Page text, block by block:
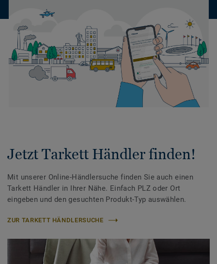
Jetzt Tarkett Händler finden!
Mit unserer Online-Händlersuche finden Sie auch einen
Tarkett Händler in Ihrer Nähe. Einfach PLZ oder Ort
eingeben und den gesuchten Produkt-Typ auswählen.
ZUR TARKETT HÄNDLERSUCHE